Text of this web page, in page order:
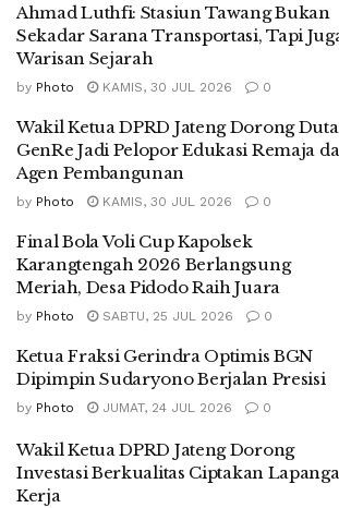
Ahmad Luthfi: Stasiun Tawang Bukan
Sekadar Sarana Transportasi, Tapi
Warisan Sejarah
by Photo KAMIS, 30 JUL 2026 0
Wakil Ketua DPRD Jateng Dorong Duta
GenRe Jadi Pelopor Edukasi Remaja
Agen Pembangunan
by Photo KAMIS, 30 JUL 2026 0
Final Bola Voli Cup Kapolsek
Karangtengah 2026 Berlangsung
Meriah, Desa Pidodo Raih Juara
by Photo SABTU, 25 JUL 2026 0
Ketua Fraksi Gerindra Optimis BGN
Dipimpin Sudaryono Berjalan Presisi
by Photo JUMAT, 24 JUL 2026 0
Wakil Ketua DPRD Jateng Dorong
Investasi Berkualitas Ciptakan
Kerja